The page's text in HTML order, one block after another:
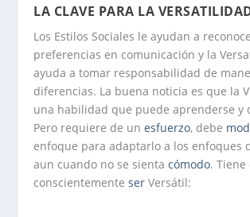
LA CLAVE PARA LA
Los Estilos Sociales le ayudan a
preferencias en comunicación y la
ayuda a tomar responsabilidad de
diferencias. La buena noticia es que la
una habilidad que puede aprenderse y
Pero requiere de unesfuerzo, debe
enfoque para adaptarlo a los enfoques
aun cuando no se sientacómodo.
conscientementeser Versátil: